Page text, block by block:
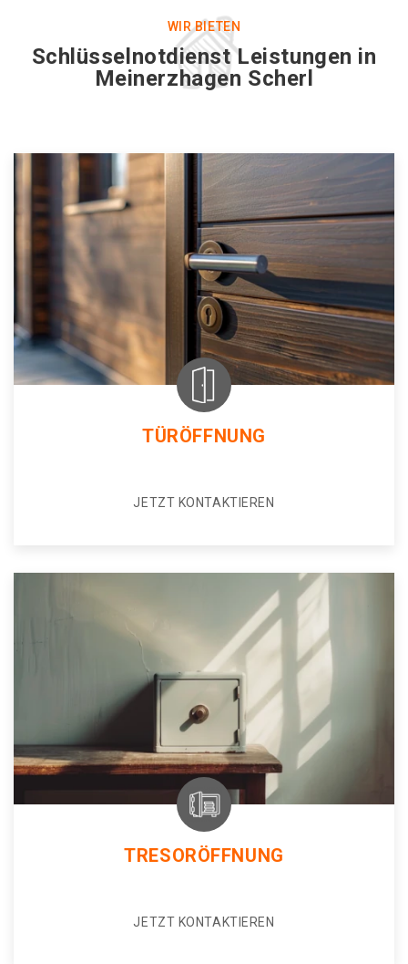
WIR BIETEN
Schlüsselnotdienst Leistungen in
Meinerzhagen Scherl
TÜRÖFFNUNG
JETZT KONTAKTIEREN
TRESORÖFFNUNG
JETZT KONTAKTIEREN